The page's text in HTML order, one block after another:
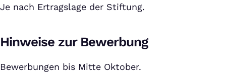
Je nach Ertragslage der Stiftung.
Hinweise zur Bewerbung
Bewerbungen bis Mitte Oktober.